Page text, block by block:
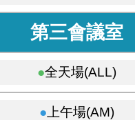
第三會議室
全天場(ALL)
上午場(AM)